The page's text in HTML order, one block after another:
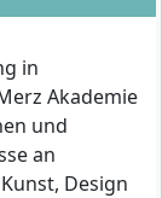
in
Akademie
und
an
Design